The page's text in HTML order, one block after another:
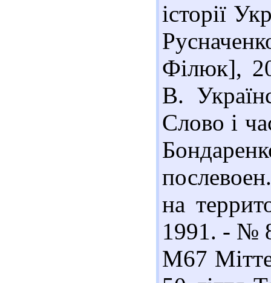
історії
Філюк],
В.
Слово і
на
1991. - №
М67